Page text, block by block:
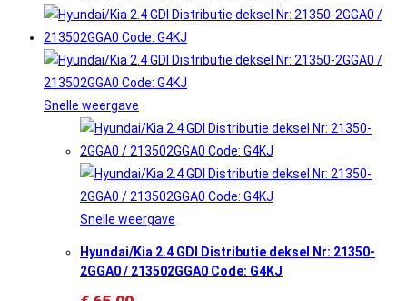
Snelle weergave
Snelle weergave
Hyundai/Kia 2.4 GDI Distributie deksel Nr: 21350-
2GGA0 / 213502GGA0 Code: G4KJ